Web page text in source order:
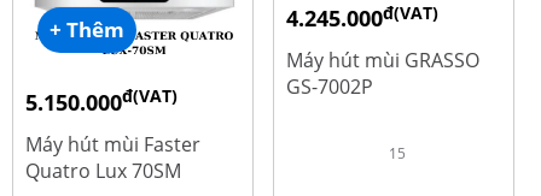
+ Thêm
5.150.000đ(VAT)
Máy hút mùi Faster
Quatro Lux 70SM
4.245.000đ(VAT)
5.660.000
Máy hút mùi GRASSO
GS-7002P
15